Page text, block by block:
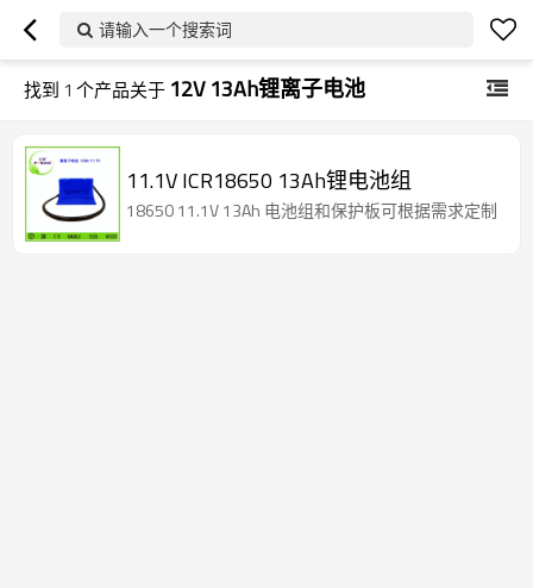
请输入一个搜索词
找到 1 个产品关于 12V 13Ah锂离子电池
11.1V ICR18650 13Ah锂电池组
18650 11.1V 13Ah 电池组和保护板可根据需求定制